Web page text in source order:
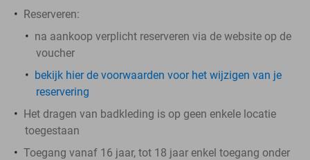
Reserveren:
na aankoop verplicht reserveren via de website op de
voucher
bekijk hier de voorwaarden voor het wijzigen van je
reservering
Het dragen van badkleding is op geen enkele locatie
toegestaan
Toegang vanaf 16 jaar, tot 18 jaar enkel toegang onder